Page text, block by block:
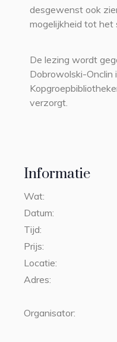
Informatie
Wat:
Datum:
Tijd:
Prijs:
Locatie:
Adres:
Organisator:
desgewenst ook
mogelijkheid tot het
De lezing wordt
Dobrowolski-Onclin
verzorgt.